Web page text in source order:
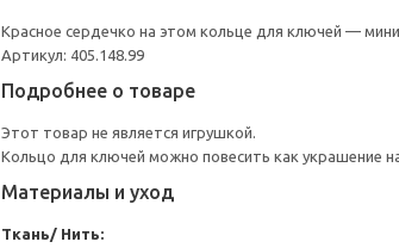
Красное сердечко на этом кольце для ключей —
Артикул: 405.148.99
Подробнее о товаре
Этот товар не является игрушкой.
Кольцо для ключей можно повесить как украшение
Материалы и уход
Ткань/ Нить: